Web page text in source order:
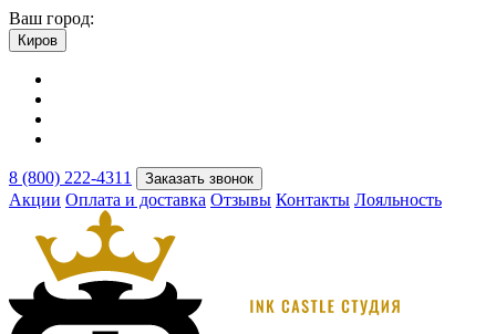
Ваш город:
Киров
8 (800) 222-4311 Заказать звонок
Акции Оплата и доставка Отзывы Контакты Лояльность